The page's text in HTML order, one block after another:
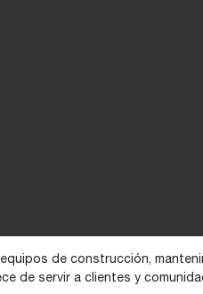
de construcción,
de servir a clientes y